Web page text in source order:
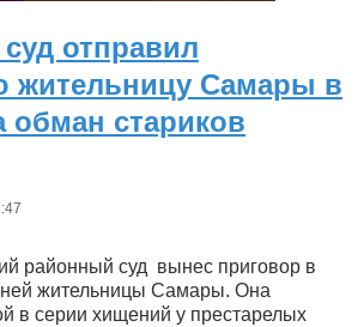
отправил
жительницу Самары в
обман стариков
районный суд вынес приговор в
жительницы Самары. Она
в серии хищений у престарелых